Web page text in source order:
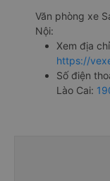
Văn phòng xe
Nội:
Xem địa
https://
Số điện
Lào Cai: